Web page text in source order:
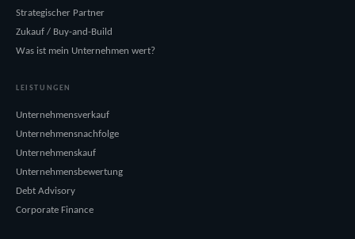
Strategischer Partner
Zukauf / Buy-and-Build
Was ist mein Unternehmen wert?
LEISTUNGEN
Unternehmensverkauf
Unternehmensnachfolge
Unternehmenskauf
Unternehmensbewertung
Debt Advisory
Corporate Finance